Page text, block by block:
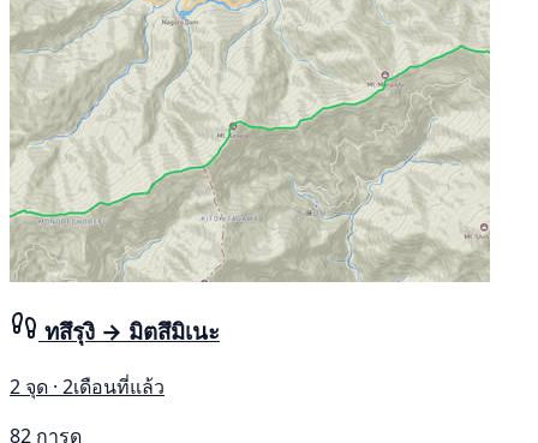
ทสึรุงิ → มิตสึมิเนะ
2 จุด · 2เดือนที่แล้ว
82 การดู